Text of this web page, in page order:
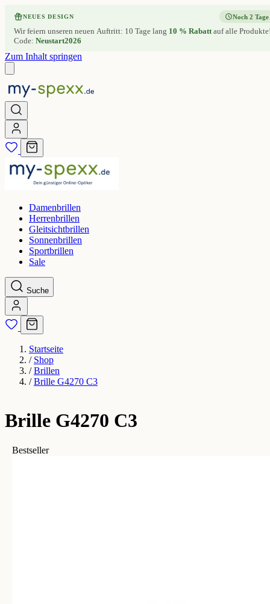
NEUES DESIGN
Wir feiern unseren neuen Auftritt: 10 Tage lang 10 % Rabattauf alle
Code: Neustart2026
Noch 2 Tage
Zum Inhalt springen
Damenbrillen
Herrenbrillen
Gleitsichtbrillen
Sonnenbrillen
Sportbrillen
Sale
Suche
Startseite
/ Shop
/ Brillen
/ Brille G4270 C3
Brille G4270 C3
Bestseller